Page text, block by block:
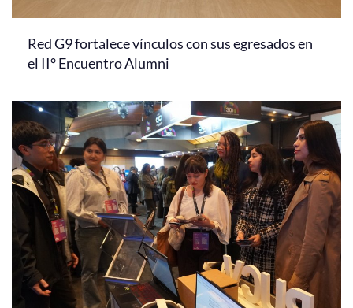
Red G9 fortalece vínculos con sus egresados en
el II° Encuentro Alumni